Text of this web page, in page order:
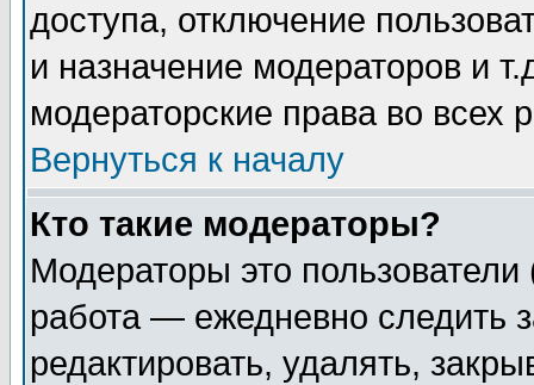
доступа, отключение
и назначение модераторов и
модераторские права во всех
Вернуться к началу
Кто такие модераторы?
Модераторы это
работа — ежедневно следить
редактировать, удалять,